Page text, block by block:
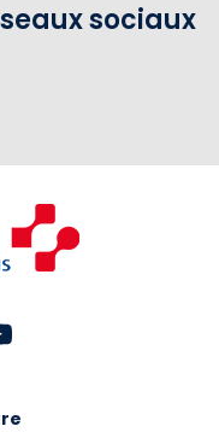
sociaux